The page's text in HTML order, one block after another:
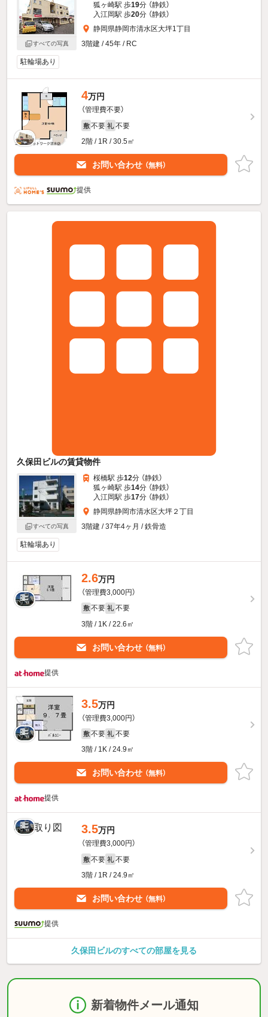
すべての写真
狐ヶ崎駅 歩19分 （静鉄）
入江岡駅 歩20分 （静鉄）
静岡県静岡市清水区大坪1丁目
3階建 / 45年 / RC
駐輪場あり
4万円
（管理費不要）
敷 不要 礼 不要
2階 / 1R / 30.5㎡
お問い合わせ （無料）
提供
久保田ビルの賃貸物件
すべての写真
桜橋駅 歩12分 （静鉄）
狐ヶ崎駅 歩14分 （静鉄）
入江岡駅 歩17分 （静鉄）
静岡県静岡市清水区大坪２丁目
3階建 / 37年4ヶ月 / 鉄骨造
駐輪場あり
2.6万円
（管理費3,000円）
敷 不要 礼 不要
3階 / 1K / 22.6㎡
お問い合わせ （無料）
提供
3.5万円
（管理費3,000円）
敷 不要 礼 不要
3階 / 1K / 24.9㎡
お問い合わせ （無料）
提供
3.5万円
（管理費3,000円）
敷 不要 礼 不要
3階 / 1R / 24.9㎡
お問い合わせ （無料）
提供
久保田ビルのすべての部屋を見る
新着物件メール通知